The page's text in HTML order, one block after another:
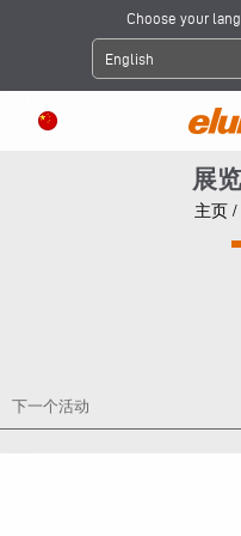
Choose your
English
展
主页 /
下一个活动